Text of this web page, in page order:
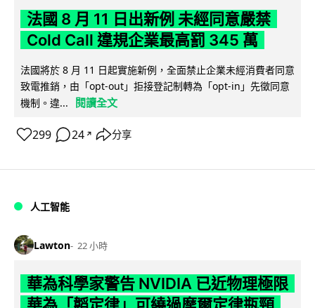
法國 8 月 11 日出新例 未經同意嚴禁
Cold Call 違規企業最高罰 345 萬
法國將於 8 月 11 日起實施新例，全面禁止企業未經消費者同意
致電推銷，由「opt-out」拒接登記制轉為「opt-in」先徵同意
機制。違...
閱讀全文
299 24 ↗ 分享
人工智能
Lawton 22 小時
華為科學家警告 NVIDIA 已近物理極限